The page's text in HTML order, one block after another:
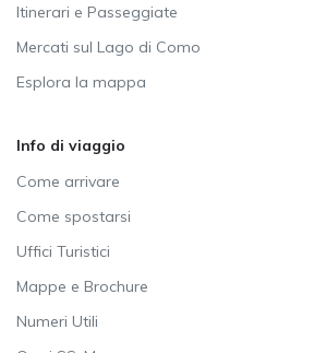
Itinerari e Passeggiate
Mercati sul Lago di Como
Esplora la mappa
Info di viaggio
Come arrivare
Come spostarsi
Uffici Turistici
Mappe e Brochure
Numeri Utili